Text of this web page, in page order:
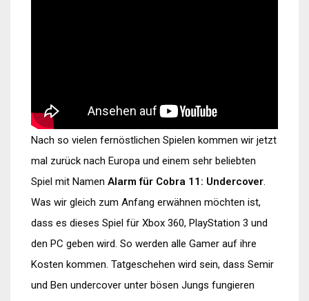
Nach so vielen fernöstlichen Spielen kommen wir jetzt
mal zurück nach Europa und einem sehr beliebten
Spiel mit Namen Alarm für Cobra 11: Undercover.
Was wir gleich zum Anfang erwähnen möchten ist,
dass es dieses Spiel für Xbox 360, PlayStation 3 und
den PC geben wird. So werden alle Gamer auf ihre
Kosten kommen. Tatgeschehen wird sein, dass Semir
und Ben undercover unter bösen Jungs fungieren